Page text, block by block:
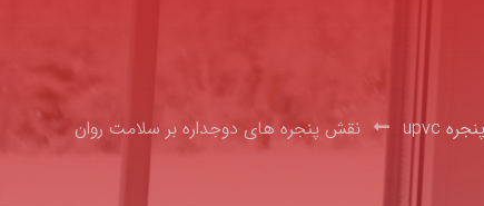
پنجره upvc نقش پنجره های دوجداره بر سلامت روان